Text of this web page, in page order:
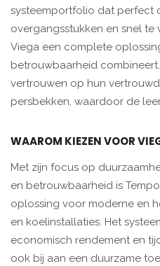
systeemportfolio dat perfect
overgangsstukken en snel
Viega een complete
betrouwbaarheid
vertrouwen op hun
persbekken, waardoor de
WAAROM KIEZEN VOOR
Met zijn focus op
en betrouwbaarheid is
oplossing voor moderne en
en koelinstallaties. Het
economisch rendement en
ook bij aan een duurzame